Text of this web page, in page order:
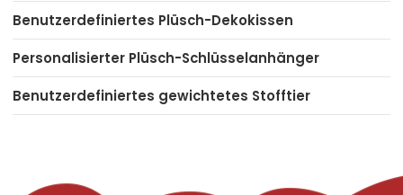
Benutzerdefiniertes Plüsch-Dekokissen
Personalisierter Plüsch-Schlüsselanhänger
Benutzerdefiniertes gewichtetes Stofftier